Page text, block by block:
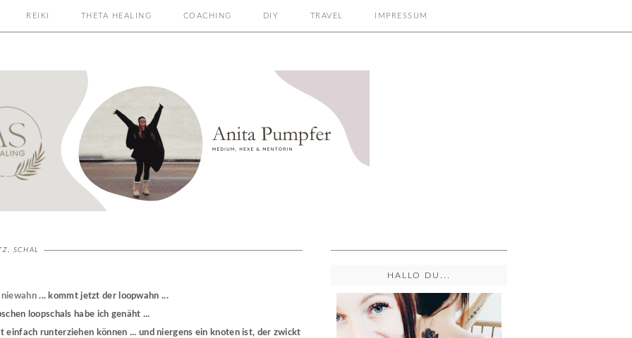
REIKI THETA HEALING COACHING DIY TRAVEL IMPRESSUM
, SCHAL
... kommt jetzt der loopwahn ...
loopschals habe ich genäht ...
einfach runterziehen können ... und niergens ein knoten ist, der zwickt
HALLO DU...